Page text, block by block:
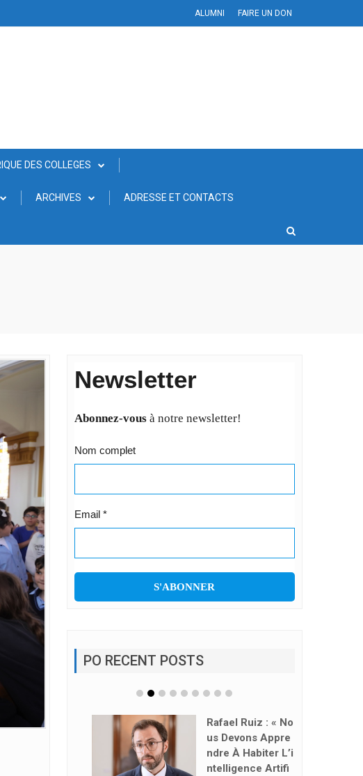
ALUMNI FAIRE UN DON
DES COLLEGES
ARCHIVES ADRESSE ET CONTACTS
Newsletter
Abonnez-vousà notre newsletter!
Nom complet
Email *
PO RECENT POSTS
Rafael Ruiz : « No
Us Devons Appre
Ndre À Habiter L’i
Ntelligence Artifi